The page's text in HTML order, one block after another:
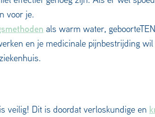
voor je.
als warm water,
en je medicinale pijnbestrijding
veilig! Dit is doordat verloskundige en